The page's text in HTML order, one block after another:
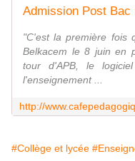
Admission Post
"C'est la première fois
Belkacem le 8 juin en
tour d'APB, le
l'enseignement ...
#Collège et lycée